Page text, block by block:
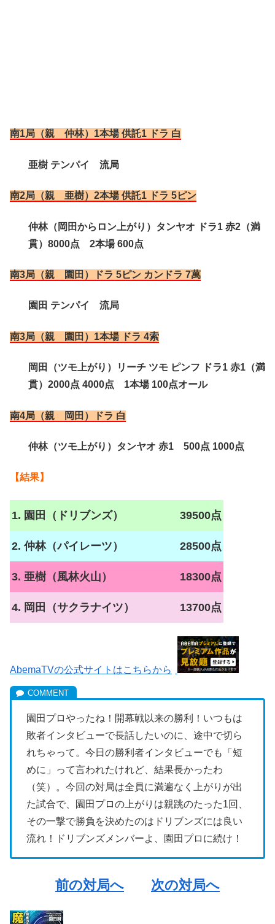
南1局（親 仲林）1本場 供託1 ドラ 白
亜樹 テンパイ 流局
南2局（親 亜樹）2本場 供託1 ドラ 5ピン
仲林（岡田からロン上がり）タンヤオ ドラ1 赤2（満
貫）8000点 2本場 600点
南3局（親 園田）ドラ 5ピン カンドラ 7萬
園田 テンパイ 流局
南3局（親 園田）1本場 ドラ 4索
岡田（ツモ上がり）リーチ ツモ ピンフ ドラ1 赤1（満
貫）2000点 4000点 1本場 100点オール
南4局（親 岡田）ドラ 白
仲林（ツモ上がり）タンヤオ 赤1 500点 1000点
【結果】
1. 園田（ドリブンズ） 39500点
2. 仲林（パイレーツ） 28500点
3. 亜樹（風林火山） 18300点
4. 岡田（サクラナイツ） 13700点
AbemaTVの公式サイトはこちらから
園田プロやったね！開幕戦以来の勝利！いつもは
敗者インタビューで長話したいのに、途中で切ら
れちゃって。今日の勝利者インタビューでも「短
めに」って言われたけれど、結果長かったわ
（笑）。今回の対局は全員に満遍なく上がりが出
た試合で、園田プロの上がりは親跳のたった1回、
その一撃で勝負を決めたのはドリブンズには良い
流れ！ドリブンズメンバーよ、園田プロに続け！
前の対局へ 次の対局へ